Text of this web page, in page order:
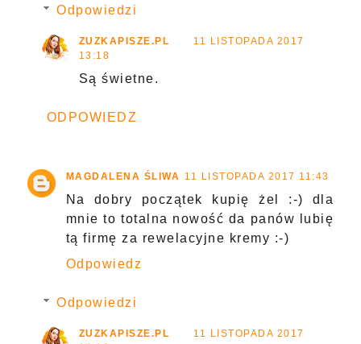
Odpowiedzi
ZUZKAPISZE.PL
11 LISTOPADA 2017
13:18
Są świetne.
ODPOWIEDZ
MAGDALENA ŚLIWA 11 LISTOPADA 2017 11:43
Na dobry początek kupię żel :-) dla
mnie to totalna nowość da panów lubię
tą firmę za rewelacyjne kremy :-)
Odpowiedz
Odpowiedzi
ZUZKAPISZE.PL
11 LISTOPADA 2017